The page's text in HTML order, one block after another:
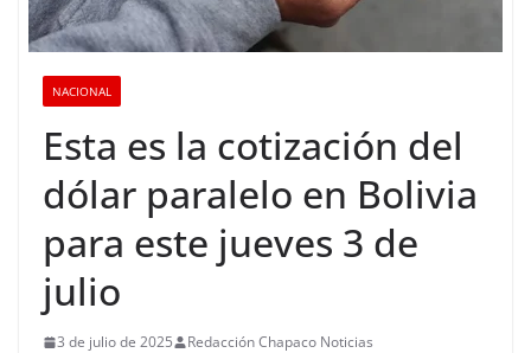
NACIONAL
Esta es la cotización del
dólar paralelo en Bolivia
para este jueves 3 de
julio
3 de julio de 2025 Redacción Chapaco Noticias